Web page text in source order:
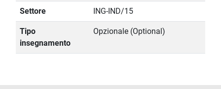
Settore ING-IND/15
Tipo
insegnamento
Opzionale (Optional)